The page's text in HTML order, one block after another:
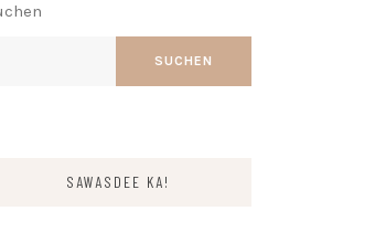
SUCHEN
SAWASDEE KA!